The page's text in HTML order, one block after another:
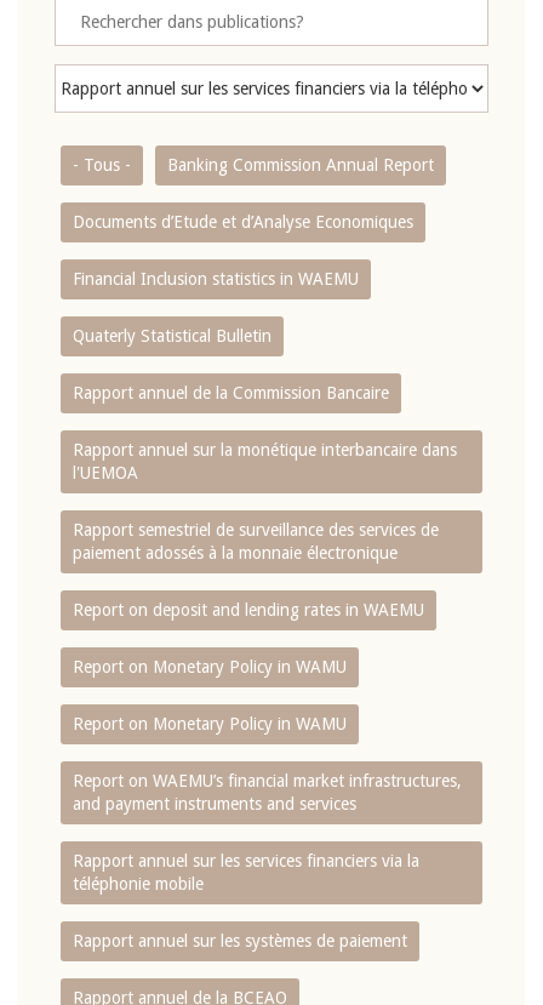
- Tous - Banking Commission Annual Report
Documents d’Etude et d’Analyse Economiques
Financial Inclusion statistics in WAEMU
Quaterly Statistical Bulletin
Rapport annuel de la Commission Bancaire
Rapport annuel sur la monétique interbancaire dans
l'UEMOA
Rapport semestriel de surveillance des services de
paiement adossés à la monnaie électronique
Report on deposit and lending rates in WAEMU
Report on Monetary Policy in WAMU
Report on Monetary Policy in WAMU
Report on WAEMU’s financial market infrastructures,
and payment instruments and services
Rapport annuel sur les services financiers via la
téléphonie mobile
Rapport annuel sur les systèmes de paiement
Rapport annuel de la BCEAO